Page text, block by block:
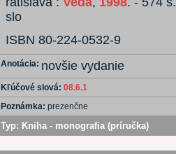
slo
ISBN 80-224-0532-9
Anotácia: novšie vydanie
Kľúčové slová: 08.6.1
Poznámka: prezenčne
Typ: Kniha - monografia (príručka)